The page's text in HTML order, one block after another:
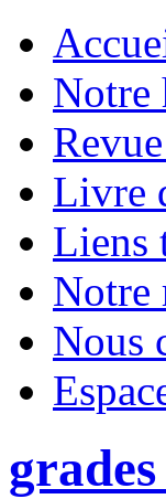
Notre
Livre
Liens
Notre
Nous